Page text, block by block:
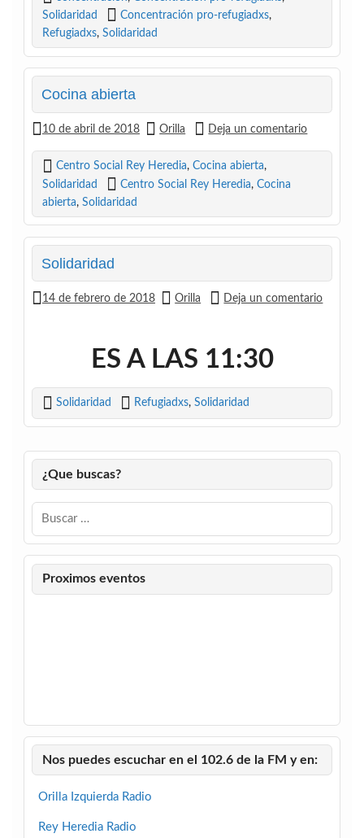
Solidaridad
Concentración pro-refugiadxs,
Refugiadxs, Solidaridad
Cocina abierta
10 de abril de 2018 Orilla Deja un comentario
Centro Social Rey Heredia, Cocina abierta,
Solidaridad
Centro Social Rey Heredia, Cocina
abierta, Solidaridad
Solidaridad
14 de febrero de 2018 Orilla Deja un comentario
ES A LAS 11:30
Solidaridad Refugiadxs, Solidaridad
¿Que buscas?
Proximos eventos
Nos puedes escuchar en el 102.6 de la FM y en:
Orilla Izquierda Radio
Rey Heredia Radio